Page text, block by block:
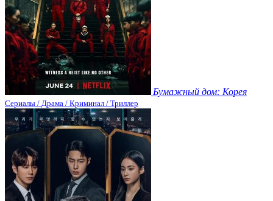
Бумажный дом: Корея
Сериалы / Драма / Криминал / Триллер